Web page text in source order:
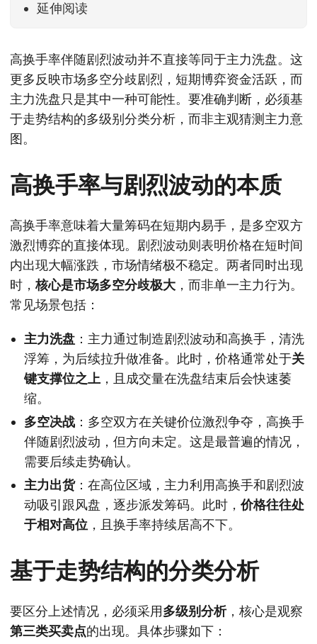
延伸阅读
高换手率伴随剧烈波动并不直接等同于主力洗盘。这
更多反映市场多空分歧剧烈，短期博弈资金活跃，而
主力洗盘只是其中一种可能性。要准确判断，必须基
于走势结构的多级别分类分析，而非主观猜测主力意
图。
高换手率与剧烈波动的本质
高换手率意味着大量筹码在短期内易手，是多空双方
激烈博弈的直接体现。剧烈波动则表明价格在短时间
内出现大幅涨跌，市场情绪极不稳定。两者同时出现
时，核心是市场多空分歧极大 ，而非单一主力行为。
常见场景包括：
主力洗盘 ：主力通过制造剧烈波动和高换手，清洗
浮筹，为后续拉升做准备。此时，价格通常处于关
键支撑位之上 ，且成交量在洗盘结束后会快速萎
缩。
多空决战 ：多空双方在关键价位激烈争夺，高换手
伴随剧烈波动，但方向未定。这是最普遍的情况，
需要后续走势确认。
主力出货：在高位区域，主力利用高换手和剧烈波
动吸引跟风盘，逐步派发筹码。此时， 价格往往处
于相对高位 ，且换手率持续居高不下。
基于走势结构的分类分析
要区分上述情况，必须采用多级别分析，核心是观察
第三类买卖点的出现。具体步骤如下：